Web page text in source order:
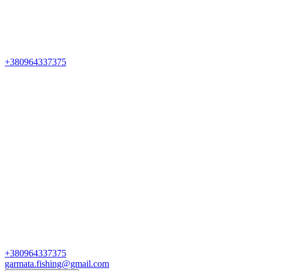
+380964337375
+380964337375
garmata.fishing@gmail.com